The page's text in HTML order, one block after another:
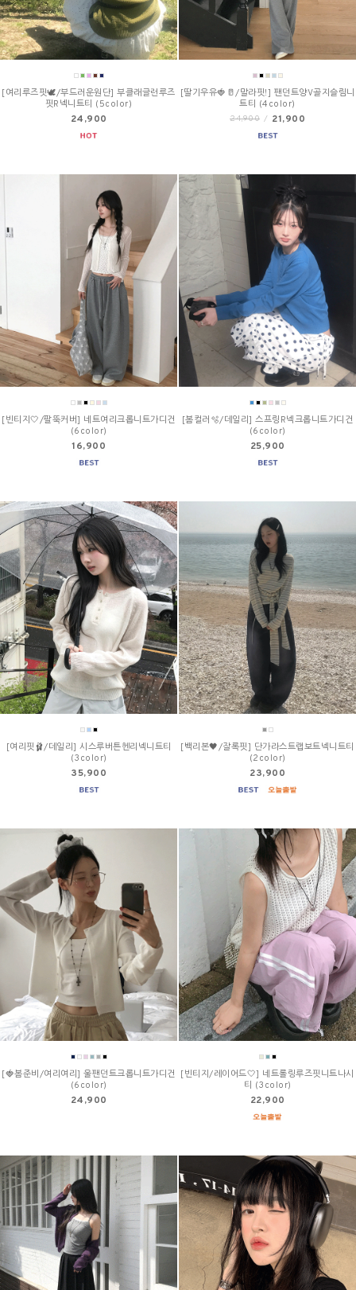
[여리루즈핏🕊/부드러운원단] 부클래글런루즈
핏R넥니트티 (5color)
24,900
[딸기우유🍓🥛/말라핏!] 팬던트양V골지슬림니
트티 (4color)
24,900 / 21,900
[빈티지🤍/팔뚝커버] 네트여리크롭니트가디건
(6color)
16,900
[봄컬러🫧/데일리] 스프링R넥크롭니트가디건
(6color)
25,900
[여리핏🩰/데일리] 시스루버튼헨리넥니트티
(3color)
35,900
[백리본🖤/잘록핏] 단가라스트랩보트넥니트티
(2color)
23,900
[🍓봄준비/여리여리] 울팬던트크롭니트가디건
(6color)
24,900
[빈티지/레이어드🤍] 네트롤링루즈핏니트나시
티 (3color)
22,900